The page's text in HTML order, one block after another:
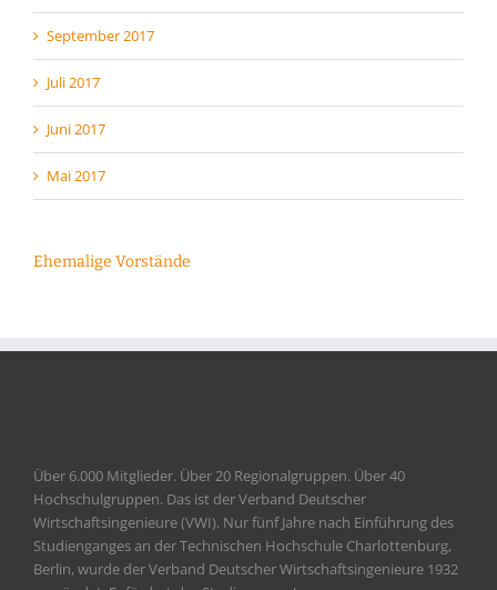
September 2017
Juli 2017
Juni 2017
Mai 2017
Ehemalige Vorstände
Über 6.000 Mitglieder. Über 20 Regionalgruppen. Über 40
Hochschulgruppen. Das ist der Verband Deutscher
Wirtschaftsingenieure (VWI). Nur fünf Jahre nach Einführung des
Studienganges an der Technischen Hochschule Charlottenburg,
Berlin, wurde der Verband Deutscher Wirtschaftsingenieure 1932